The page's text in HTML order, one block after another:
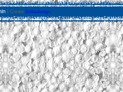
| Create Dokadesign.